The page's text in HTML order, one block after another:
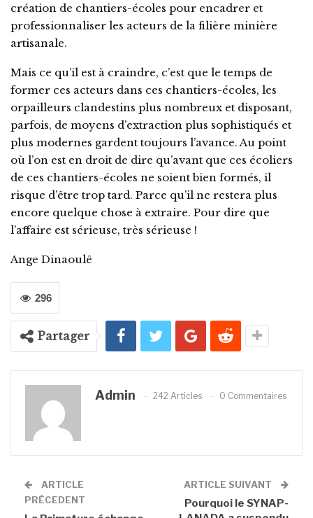
création de chantiers-écoles pour encadrer et
professionnaliser les acteurs de la filière minière
artisanale.
Mais ce qu’il est à craindre, c’est que le temps de
former ces acteurs dans ces chantiers-écoles, les
orpailleurs clandestins plus nombreux et disposant,
parfois, de moyens d’extraction plus sophistiqués et
plus modernes gardent toujours l’avance. Au point
où l’on est en droit de dire qu’avant que ces écoliers
de ces chantiers-écoles ne soient bien formés, il
risque d’être trop tard. Parce qu’il ne restera plus
encore quelque chose à extraire. Pour dire que
l’affaire est sérieuse, très sérieuse !
Ange Dinaoulê
296
Partager
Admin 242 Articles 0 Commentaires
ARTICLE
PRÉCEDENT
ARTICLE SUIVANT
Pourquoi le SYNAP-